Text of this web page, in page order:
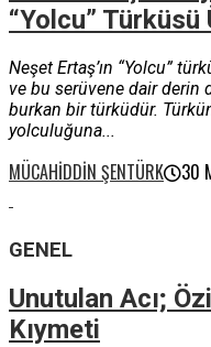
“Yolcu” Türküsü
Neşet Ertaş’ın “Yolcu”
ve bu serüvene dair derin
burkan bir türküdür.
yolculuğuna...
MÜCAHIDDIN ŞENTÜRK 30
GENEL
Unutulan Acı;
Kıymeti